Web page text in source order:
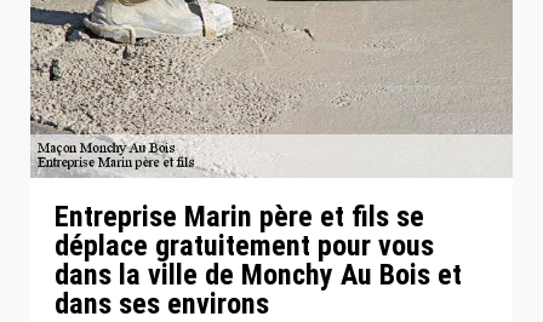
Entreprise Marin père et fils se
déplace gratuitement pour vous
dans la ville de Monchy Au Bois et
dans ses environs